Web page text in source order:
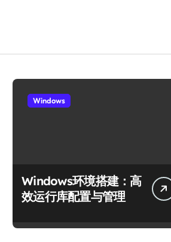
Windows
Windows环境搭建：高
效运行库配置与管理